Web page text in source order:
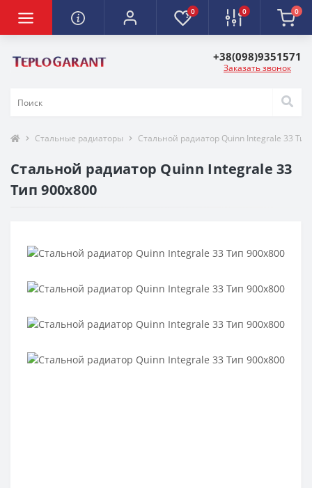
0 0 0
+38(098)9351571
Заказать звонок
Стальные радиаторы Стальной радиатор Quinn Integrale 33 Тип
Стальной радиатор Quinn Integrale 33
Тип 900х800